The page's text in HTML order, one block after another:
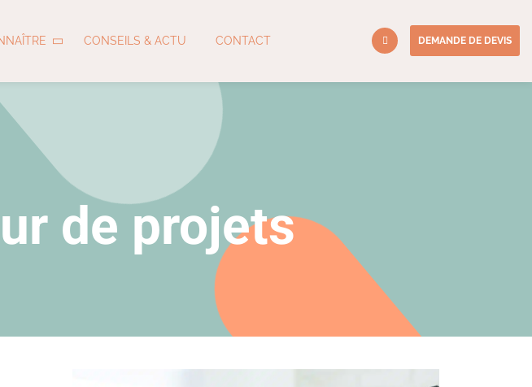
CONSEILS & ACTU CONTACT DEMANDE DE DEVIS
de projets